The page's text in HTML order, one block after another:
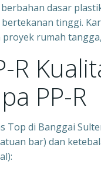
dasar
tinggi.
proyek rumah
R
PP-R
Top di Banggai
bar) dan